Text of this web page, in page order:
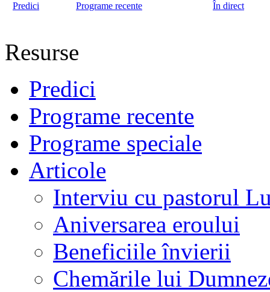
Predici Programe recente În direct
Resurse
Predici
Programe recente
Programe speciale
Articole
Interviu cu pastorul
Aniversarea eroului
Beneficiile învierii
Chemările lui